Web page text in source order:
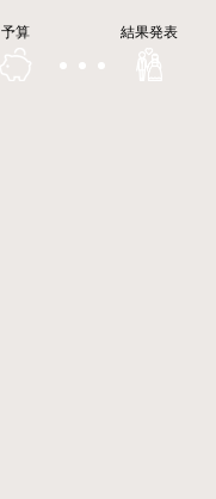
予算 結果発表